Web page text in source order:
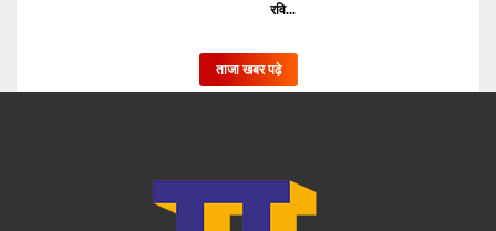
रवि...
ताजा खबर पढ़े